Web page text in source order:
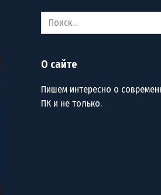
Search
for:
О сайте
Пишем интересно о
ПК и не только.